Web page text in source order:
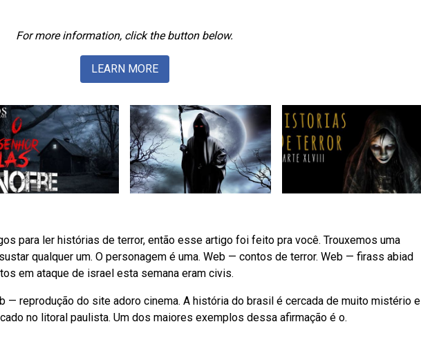
For more information, click the button below.
LEARN MORE
para ler histórias de terror, então esse artigo foi feito pra você. Trouxemos uma
qualquer um. O personagem é uma. Web — contos de terror. Web — firass abiad
em ataque de israel esta semana eram civis.
— reprodução do site adoro cinema. A história do brasil é cercada de muito mistério e
no litoral paulista. Um dos maiores exemplos dessa afirmação é o.